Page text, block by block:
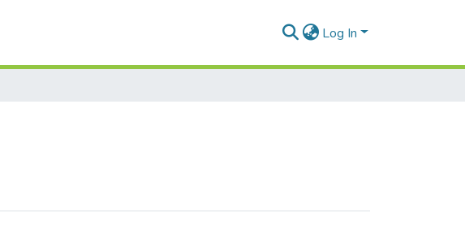
Log In